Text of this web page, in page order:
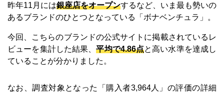
昨年11月には銀座店をオープンするなど、いま最も勢いの
あるブランドのひとつとなっている「ボナベンチュラ」。
今回、こちらのブランドの公式サイトに掲載されているレ
ビューを集計した結果、平均で4.86点と高い水準を達成し
ていることが分かりました。
なお、調査対象となった「購入者3,964人」の評価の詳細